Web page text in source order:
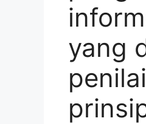
yang